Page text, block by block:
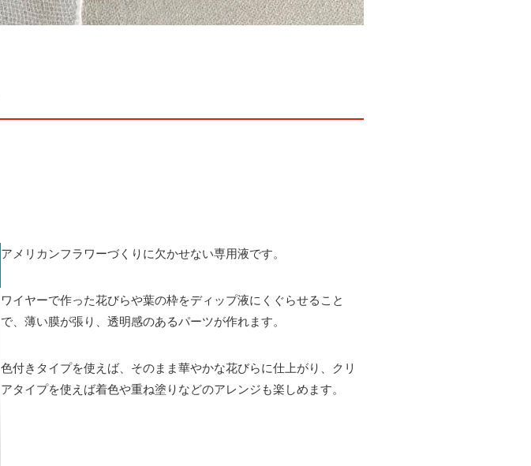
アメリカンフラワーづくりに欠かせない専用液です。
ワイヤーで作った花びらや葉の枠をディップ液にくぐらせること
で、薄い膜が張り、透明感のあるパーツが作れます。
色付きタイプを使えば、そのまま華やかな花びらに仕上がり、クリ
アタイプを使えば着色や重ね塗りなどのアレンジも楽しめます。